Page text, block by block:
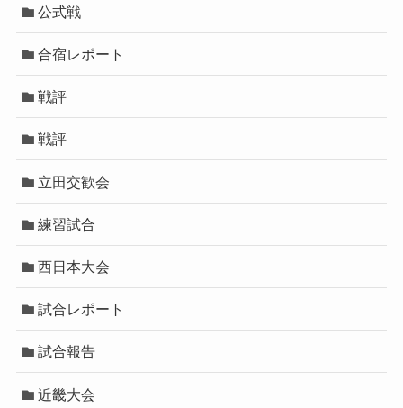
公式戦
合宿レポート
戦評
戦評
立田交歓会
練習試合
西日本大会
試合レポート
試合報告
近畿大会